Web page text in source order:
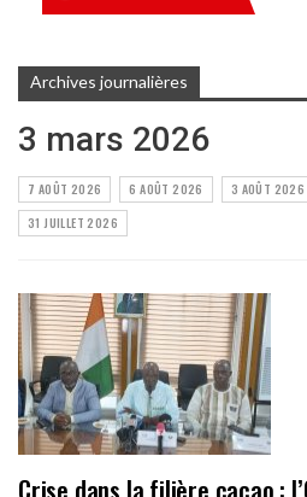
Archives journalières
3 mars 2026
7 AOÛT 2026 6 AOÛT 2026 3 AOÛT 2026
31 JUILLET 2026
Crise dans la filière cacao :